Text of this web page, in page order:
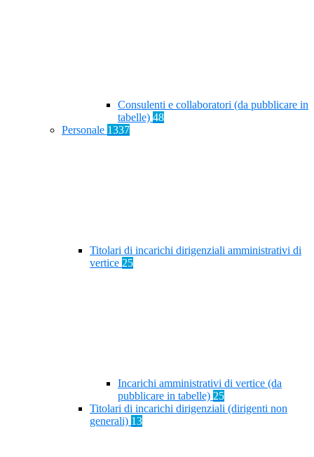
Consulenti e collaboratori (da pubblicare in
tabelle) 48
Personale 1337
Titolari di incarichi dirigenziali amministrativi di
vertice 25
Incarichi amministrativi di vertice (da
pubblicare in tabelle) 25
Titolari di incarichi dirigenziali (dirigenti non
generali) 13